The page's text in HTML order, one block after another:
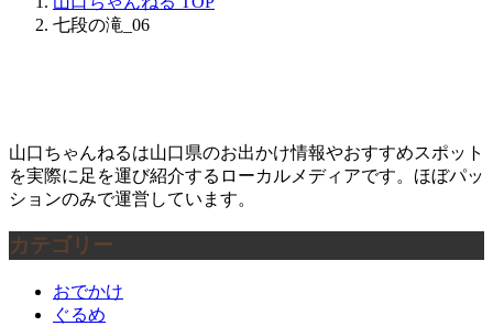
七段の滝_06
山口ちゃんねるは山口県のお出かけ情報やおすすめスポット
を実際に足を運び紹介するローカルメディアです。ほぼパッ
ションのみで運営しています。
カテゴリー
おでかけ
ぐるめ